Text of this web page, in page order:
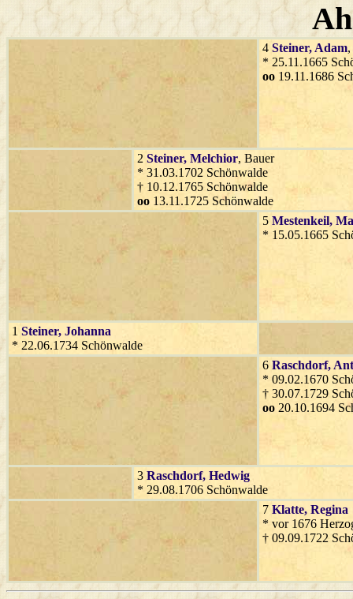
4 Steiner, Adam
* 25.11.1665
oo 19.11.1686
2 Steiner, Melchior, Bauer
* 31.03.1702 Schönwalde
† 10.12.1765 Schönwalde
oo 13.11.1725 Schönwalde
5 Mestenkeil,
* 15.05.1665
1 Steiner, Johanna
* 22.06.1734 Schönwalde
6 Raschdorf,
* 09.02.1670
† 30.07.1729
oo 20.10.1694
3 Raschdorf, Hedwig
* 29.08.1706 Schönwalde
7 Klatte, Regina
* vor 1676
† 09.09.1722